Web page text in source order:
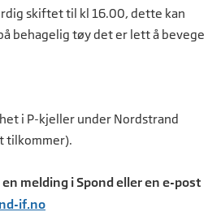
skiftet til kl 16.00, dette kan
behagelig tøy det er lett å bevege
i P-kjeller under Nordstrand
tilkommer).
melding i Spond eller en e-post
if.no